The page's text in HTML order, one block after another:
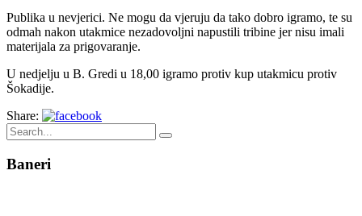
Publika u nevjerici. Ne mogu da vjeruju da tako dobro igramo, te su
odmah nakon utakmice nezadovoljni napustili tribine jer nisu imali
materijala za prigovaranje.
U nedjelju u B. Gredi u 18,00 igramo protiv kup utakmicu protiv
Šokadije.
Share:
Baneri